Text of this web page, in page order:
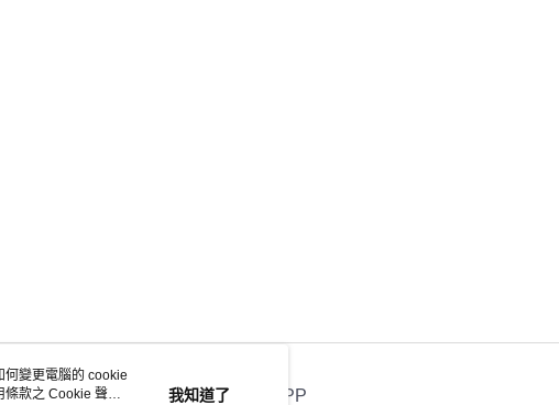
官方APP
何變更電腦的 cookie
條款之 Cookie 聲明 我知道了